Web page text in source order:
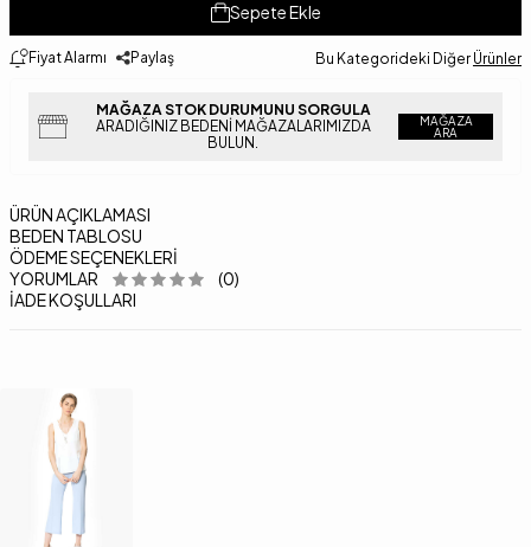
Sepete Ekle
Fiyat Alarmı Paylaş Bu Kategorideki Diğer Ürünler
MAĞAZA STOK DURUMUNU SORGULA
ARADIĞINIZ BEDENI MAĞAZALARIMIZDA
BULUN.
MAĞAZA
ARA
ÜRÜN AÇIKLAMASI
BEDEN TABLOSU
ÖDEME SEÇENEKLERI
YORUMLAR
(0)
İADE KOŞULLARI